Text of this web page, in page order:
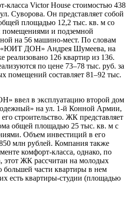
класса Victor House стоимостью 438
Суворова. Он представляет собой
площадью 12,2 тыс. кв. м со
и подземной
на 56 машино-мест. По словам
«ЮИТ ДОН» Андрея Шумеева, на
126 квартир из 136.
по цене 73–78 тыс. руб. за
помещений составляет 81–92 тыс.
ввел в эксплуатацию второй дом
на ул. 1-й Конной Армии,
строительство. ЖК представляет
общей площадью 25 тыс. кв. м с
Объем инвестиций в его
млн рублей. Компания также
комфорт-класса, однако, по
этот ЖК рассчитан на молодых
большей части квартиры в нем
есть квартиры-студии (площадью